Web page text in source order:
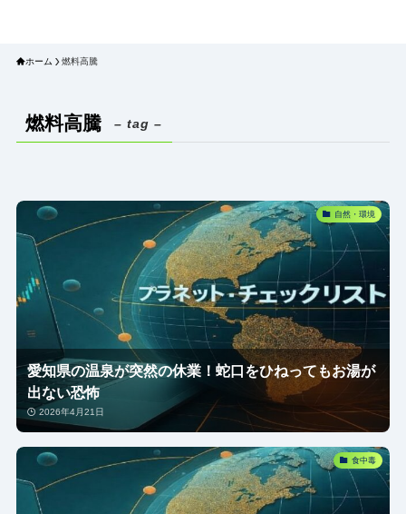
ホーム 燃料高騰
燃料高騰 – tag –
自然・環境
愛知県の温泉が突然の休業！蛇口をひねってもお湯が
出ない恐怖
2026年4月21日
食中毒